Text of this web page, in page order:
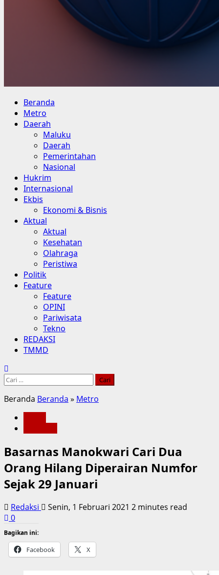
Primary
Menu
Beranda
Metro
Daerah
Maluku
Daerah
Pemerintahan
Nasional
Hukrim
Internasional
Ekbis
Ekonomi & Bisnis
Aktual
Aktual
Kesehatan
Olahraga
Peristiwa
Politik
Feature
Feature
OPINI
Pariwisata
Tekno
REDAKSI
TMMD
Cari
Beranda Beranda » Metro
Basarnas Manokwari Cari Dua
Orang Hilang Diperairan Numfor
Sejak 29 Januari
Redaksi Senin, 1 Februari 2021 2 minutes read
0
Bagikan ini:
Facebook X